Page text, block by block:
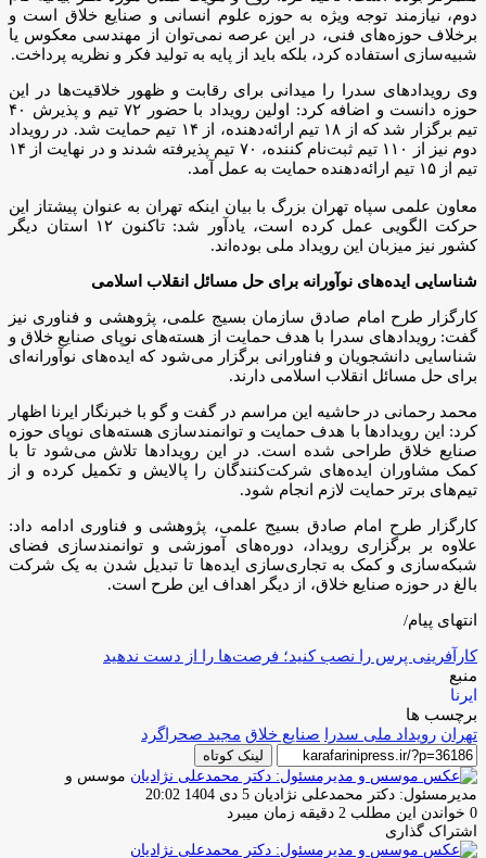
دوم، نیازمند توجه ویژه به حوزه علوم انسانی و صنایع خلاق است و
برخلاف حوزه‌های فنی، در این عرصه نمی‌توان از مهندسی معکوس یا
شبیه‌سازی استفاده کرد، بلکه باید از پایه به تولید فکر و نظریه پرداخت.
وی رویدادهای سدرا را میدانی برای رقابت و ظهور خلاقیت‌ها در این
حوزه دانست و اضافه کرد: اولین رویداد با حضور ۷۲ تیم و پذیرش ۴۰
تیم برگزار شد که از ۱۸ تیم ارائه‌دهنده، از ۱۴ تیم حمایت شد. در رویداد
دوم نیز از ۱۱۰ تیم ثبت‌نام کننده، ۷۰ تیم پذیرفته شدند و در نهایت از ۱۴
تیم از ۱۵ تیم ارائه‌دهنده حمایت به عمل آمد.
معاون علمی سپاه تهران بزرگ با بیان اینکه تهران به عنوان پیشتاز این
حرکت الگویی عمل کرده است، یادآور شد: تاکنون ۱۲ استان دیگر
کشور نیز میزبان این رویداد ملی بوده‌اند.
شناسایی ایده‌های نوآورانه برای حل مسائل انقلاب اسلامی
کارگزار طرح امام صادق سازمان بسیج علمی، پژوهشی و فناوری نیز
گفت: رویدادهای سدرا با هدف حمایت از هسته‌های نوپای صنایع خلاق و
شناسایی دانشجویان و فناورانی برگزار می‌شود که ایده‌های نوآورانه‌ای
برای حل مسائل انقلاب اسلامی دارند.
محمد رحمانی در حاشیه این مراسم در گفت و گو با خبرنگار ایرنا اظهار
کرد: این رویدادها با هدف حمایت و توانمندسازی هسته‌های نوپای حوزه
صنایع خلاق طراحی شده است. در این رویدادها تلاش می‌شود تا با
کمک مشاوران ایده‌های شرکت‌کنندگان را پالایش و تکمیل کرده و از
تیم‌های برتر حمایت لازم انجام شود.
کارگزار طرح امام صادق بسیج علمی، پژوهشی و فناوری ادامه داد:
علاوه بر برگزاری رویداد، دوره‌های آموزشی و توانمندسازی فضای
شبکه‌سازی و کمک به تجاری‌سازی ایده‌ها تا تبدیل شدن به یک شرکت
بالغ در حوزه صنایع خلاق، از دیگر اهداف این طرح است.
انتهای پیام/
کارآفرینی پرس را نصب کنید؛ فرصت‌ها را از دست ندهید
منبع
ایرنا
برچسب ها
تهران رویداد ملی سدرا صنایع خلاق مجید صحراگرد
لینک کوتاه
موسس و
مدیرمسئول: دکتر محمدعلی نژادیان ارسال
ایمیل
5 دی 1404 20:02
0 خواندن این مطلب 2 دقیقه زمان میبرد
اشتراک گذاری
فیس
توئیتر
لینکدین
واتس
تلگرام
اشتراک
چاپ